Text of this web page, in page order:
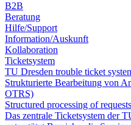
B2B
Beratung
Hilfe/Support
Information/Auskunft
Kollaboration
Ticketsystem
TU Dresden trouble ticket
Strukturierte Bearbeitung von
OTRS)
Structured processing of
Das zentrale Ticketsystem der